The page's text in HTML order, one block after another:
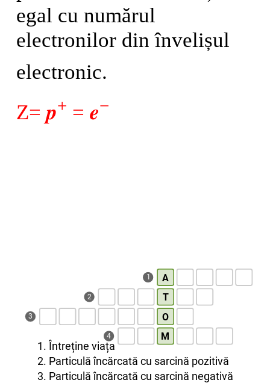
egal cu numărul
electronilor din învelișul
electronic.
Z=𝒑+ = 𝒆−
1 A
2 T
3 O
4 M
1. Întreține viața
2. Particulă încărcată cu sarcină pozitivă
3. Particulă încărcată cu sarcină negativă